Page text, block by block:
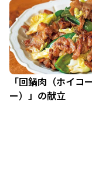
「回鍋肉（ホイコ
ー）」の献立